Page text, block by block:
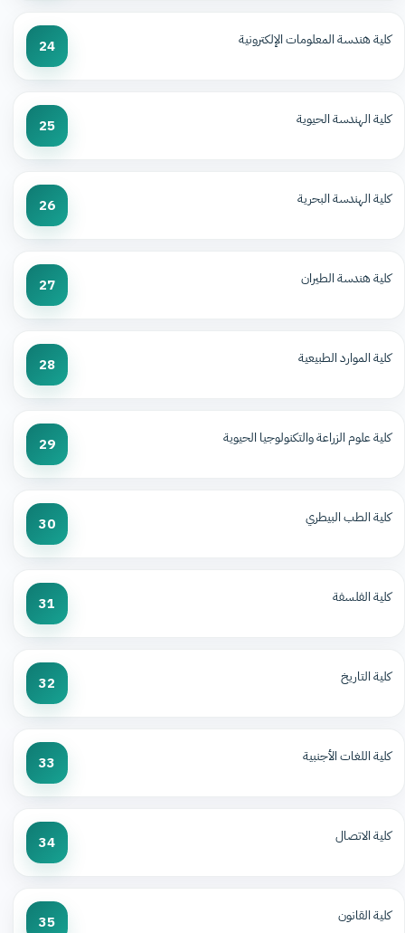
كلية هندسة المعلومات الإلكترونية 24
كلية الهندسة الحيوية 25
كلية الهندسة البحرية 26
كلية هندسة الطيران 27
كلية الموارد الطبيعية 28
كلية علوم الزراعة والتكنولوجيا الحيوية 29
كلية الطب البيطري 30
كلية الفلسفة 31
كلية التاريخ 32
كلية اللغات الأجنبية 33
كلية الاتصال 34
كلية القانون 35